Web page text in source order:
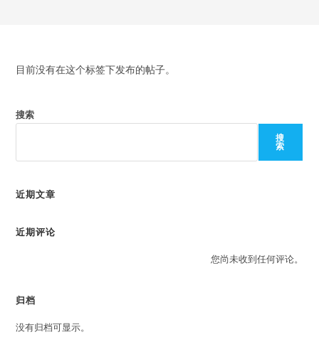
目前没有在这个标签下发布的帖子。
搜索
搜
索
近期文章
近期评论
您尚未收到任何评论。
归档
没有归档可显示。